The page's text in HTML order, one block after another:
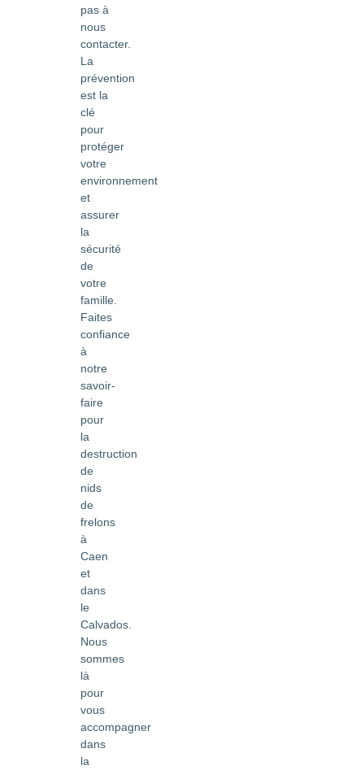
pas à
nous
contacter.
La
prévention
est la
clé
pour
protéger
votre
environnement
et
assurer
la
sécurité
de
votre
famille.
Faites
confiance
à
notre
savoir-
faire
pour
la
destruction
de
nids
de
frelons
à
Caen
et
dans
le
Calvados.
Nous
sommes
là
pour
vous
accompagner
dans
la